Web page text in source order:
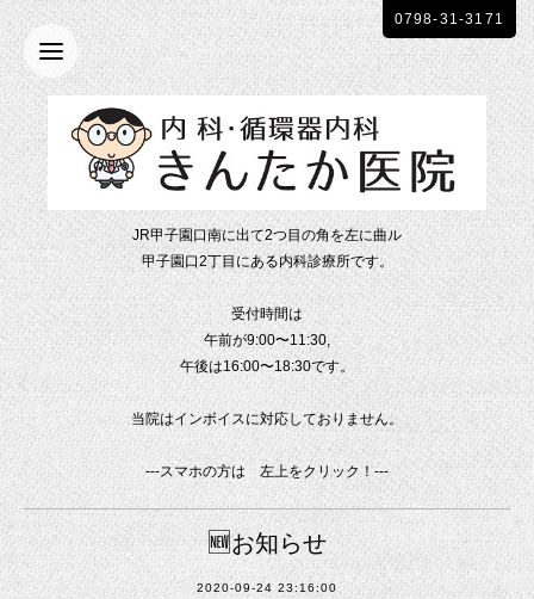
JR甲子園口南に出て2つ目の角を左に曲ル
甲子園口2丁目にある内科診療所です。
受付時間は
午前が9:00〜11:30,
午後は16:00〜18:30です。
当院はインボイスに対応しておりません。
---スマホの方は 左上をクリック！---
0798-31-3171
🆕お知らせ
2020-09-24 23:16:00